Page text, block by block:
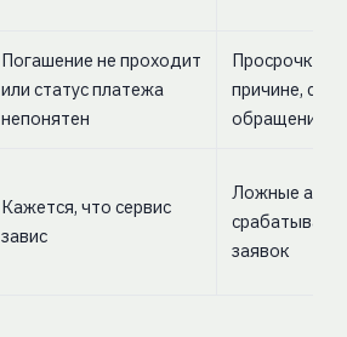
Погашение не проходит
или статус платежа
непонятен
Просрочки
причине,
обращения
Кажется, что сервис
завис
Ложные
заявок